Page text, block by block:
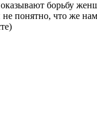
борьбу
понятно, что же